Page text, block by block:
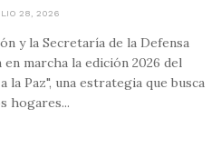
28, 2026
y la Secretaría de la Defensa
marcha la edición 2026 del
la Paz", una estrategia que busca
hogares...